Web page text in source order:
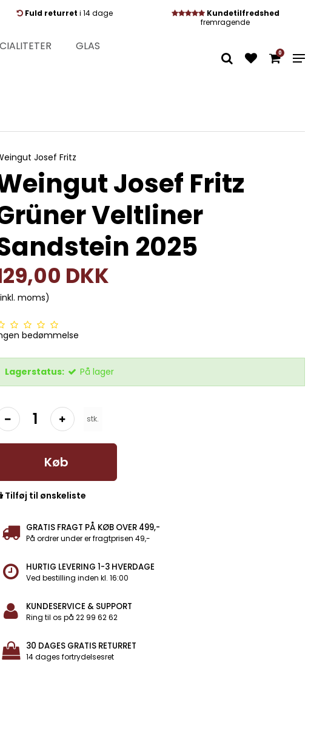
Fuld returret i 14 dage
Kundetilfredshed
fremragende
GLAS
0
Josef Fritz
Josef Fritz
Veltliner
2025
DKK
moms)
bedømmelse
Lagerstatus: På lager
stk.
Køb
Tilføj til ønskeliste
GRATIS FRAGT PÅ KØB OVER 499,-
På ordrer under er fragtprisen 49,-
HURTIG LEVERING 1-3 HVERDAGE
Ved bestilling inden kl. 16:00
KUNDESERVICE & SUPPORT
Ring til os på 22 99 62 62
30 DAGES GRATIS RETURRET
14 dages fortrydelsesret